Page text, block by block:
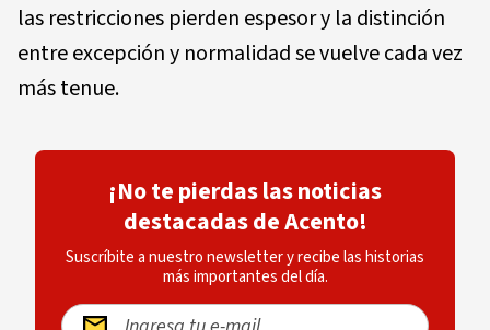
las restricciones pierden espesor y la distinción
entre excepción y normalidad se vuelve cada vez
más tenue.
¡No te pierdas las noticias
destacadas de Acento!
Suscríbite a nuestro newsletter y recibe las historias
más importantes del día.